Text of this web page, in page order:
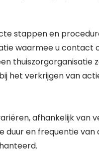
stappen en
waarmee u contact
thuiszorgorganisatie
het verkrijgen van
afhankelijk van
duur en frequentie